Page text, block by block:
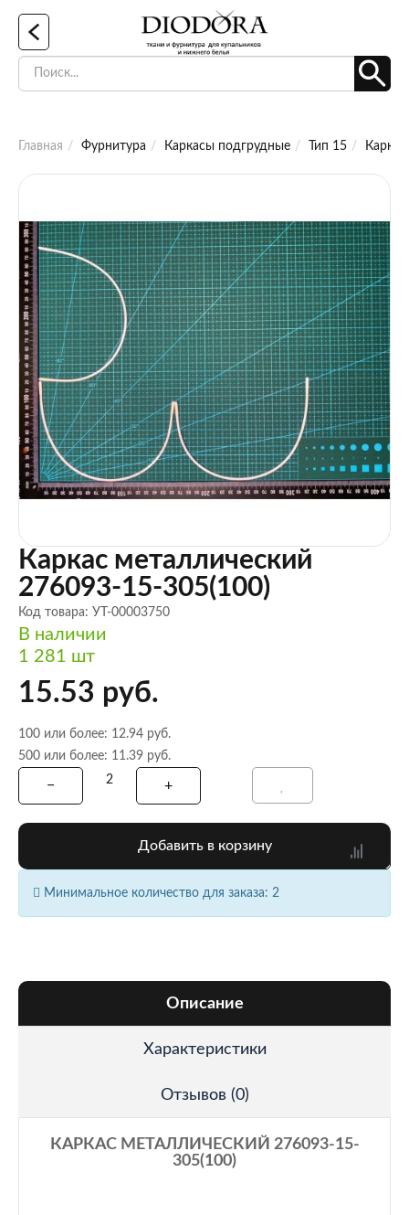
Главная Фурнитура Каркасы подгрудные Тип 15
Каркас металлический
276093-15-305(100)
Код товара: УТ-00003750
В наличии
1 281 шт
15.53 руб.
100 или более: 12.94 руб.
500 или более: 11.39 руб.
Добавить в корзину
Минимальное количество для заказа: 2
Описание
Характеристики
Отзывов (0)
КАРКАС МЕТАЛЛИЧЕСКИЙ 276093-15-
305(100)